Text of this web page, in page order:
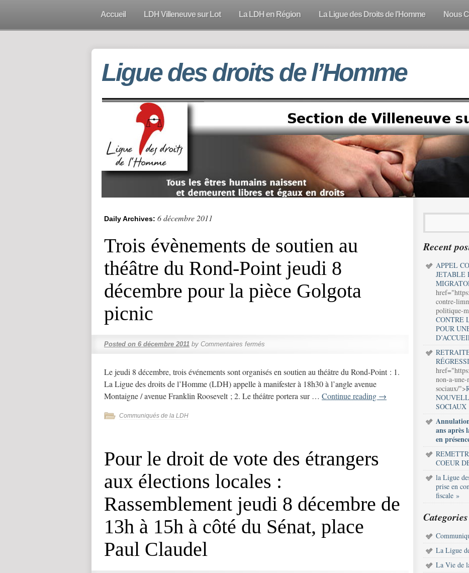
Accueil LDH Villeneuve sur Lot La LDH en Région La Ligue des Droits de l’Homme Nous
Ligue des droits de l’Homme
Daily Archives: 6 décembre 2011
Trois évènements de soutien au
théâtre du Rond-Point jeudi 8
décembre pour la pièce Golgota
picnic
Posted on 6 décembre 2011 by Commentaires fermés
Le jeudi 8 décembre, trois événements sont organisés en soutien au théâtre du Rond-Point : 1.
La Ligue des droits de l’Homme (LDH) appelle à manifester à 18h30 à l’angle avenue
Montaigne / avenue Franklin Roosevelt ; 2. Le théâtre portera sur … Continue reading →
Communiqués de la LDH
Pour le droit de vote des étrangers
aux élections locales :
Rassemblement jeudi 8 décembre de
13h à 15h à côté du Sénat, place
Paul Claudel
Recent
APPEL
JETABLE
contre-
politique-
CONTRE
POUR
non-a-
sociaux/">
SOCIAUX
ans après
en
COEUR
la Ligue
prise en
fiscale »
Categories
La Ligue
La Vie de